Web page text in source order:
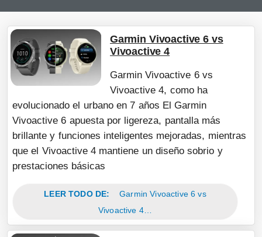
Garmin Vivoactive 6 vs
Vivoactive 4
Garmin Vivoactive 6 vs
Vivoactive 4, como ha
evolucionado el urbano en 7 años El Garmin
Vivoactive 6 apuesta por ligereza, pantalla más
brillante y funciones inteligentes mejoradas, mientras
que el Vivoactive 4 mantiene un diseño sobrio y
prestaciones básicas
LEER TODO DE: Garmin Vivoactive 6 vs
Vivoactive 4…